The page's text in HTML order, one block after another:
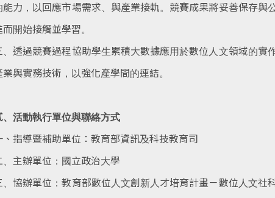
能力，以回應市場需求、與產業接軌。競賽成果將妥善保存與
而開始接觸並學習。
、透過競賽過程協助學生累積大數據應用於數位人文領域的實
業與實務技術，以強化產學間的連結。
、活動執行單位與聯絡方式
、指導暨補助單位：教育部資訊及科技教育司
、主辦單位：國立政治大學
、協辦單位：教育部數位人文創新人才培育計畫－數位人文社